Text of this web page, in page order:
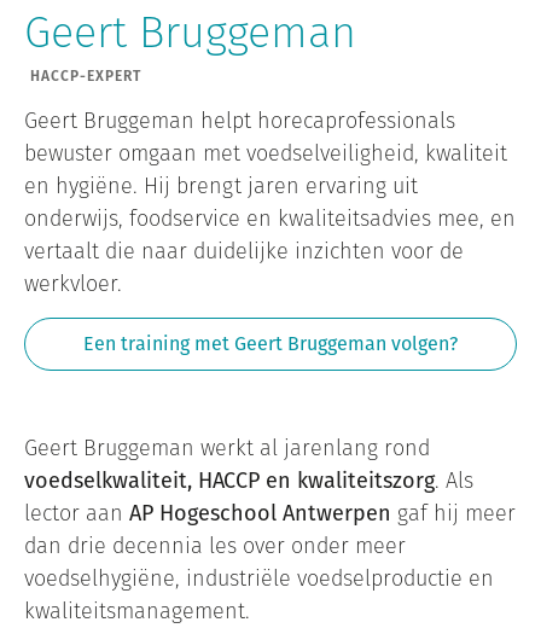
Geert Bruggeman
HACCP-EXPERT
Geert Bruggeman helpt horecaprofessionals
bewuster omgaan met voedselveiligheid, kwaliteit
en hygiëne. Hij brengt jaren ervaring uit
onderwijs, foodservice en kwaliteitsadvies mee, en
vertaalt die naar duidelijke inzichten voor de
werkvloer.
Een training met Geert Bruggeman volgen?
Geert Bruggeman werkt al jarenlang rond
voedselkwaliteit, HACCP en kwaliteitszorg. Als
lector aan AP Hogeschool Antwerpen gaf hij meer
dan drie decennia les over onder meer
voedselhygiëne, industriële voedselproductie en
kwaliteitsmanagement.